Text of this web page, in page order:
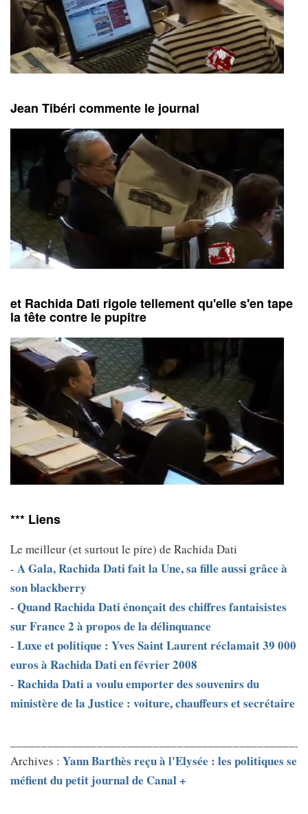
Jean Tibéri commente le journal
et Rachida Dati rigole tellement qu'elle s'en tape
la tête contre le pupitre
*** Liens
Le meilleur (et surtout le pire) de Rachida Dati
- A Gala, Rachida Dati fait la Une, sa fille aussi grâce à
son blackberry
- Quand Rachida Dati énonçait des chiffres fantaisistes
sur France 2 à propos de la délinquance
- Luxe et politique : Yves Saint Laurent réclamait 39 000
euros à Rachida Dati en février 2008
- Rachida Dati a voulu emporter des souvenirs du
ministère de la Justice : voiture, chauffeurs et secrétaire
Archives : Yann Barthès reçu à l'Elysée : les politiques se
méfient du petit journal de Canal +